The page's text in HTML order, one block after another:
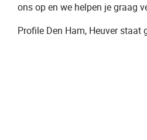
ons op en we helpen je graag
Profile Den Ham, Heuver ​staat